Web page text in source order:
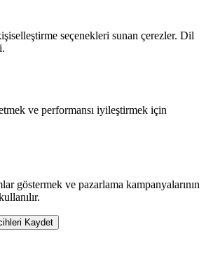
seçenekleri sunan çerezler. Dil
ve performansı iyileştirmek için
göstermek ve pazarlama kampanyalarının
Kaydet